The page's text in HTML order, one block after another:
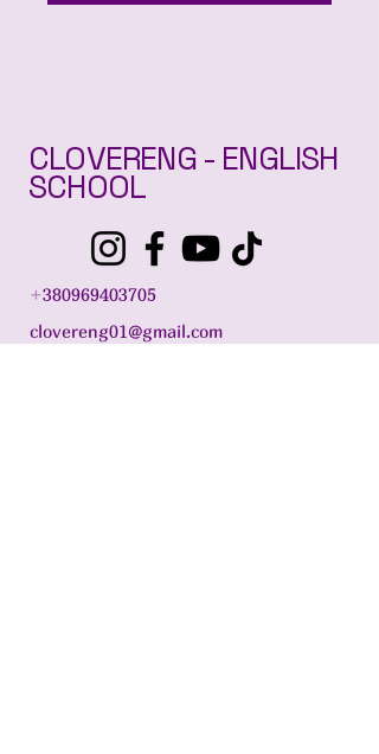
CLOVERENG - ENGLISH
SCHOOL
+380969403705
clovereng01@gmail.com